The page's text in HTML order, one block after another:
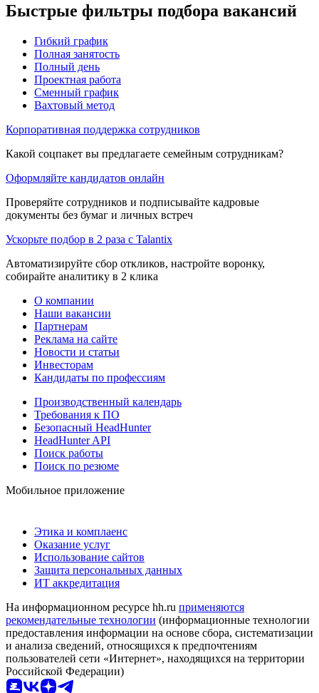
Быстрые фильтры подбора вакансий
Гибкий график
Полная занятость
Полный день
Проектная работа
Сменный график
Вахтовый метод
Корпоративная поддержка сотрудников
Какой соцпакет вы предлагаете семейным сотрудникам?
Оформляйте кандидатов онлайн
Проверяйте сотрудников и подписывайте кадровые
документы без бумаг и личных встреч
Ускорьте подбор в 2 раза с Talantix
Автоматизируйте сбор откликов, настройте воронку,
собирайте аналитику в 2 клика
О компании
Наши вакансии
Партнерам
Реклама на сайте
Новости и статьи
Инвесторам
Кандидаты по профессиям
Производственный календарь
Требования к ПО
Безопасный HeadHunter
HeadHunter API
Поиск работы
Поиск по резюме
Мобильное приложение
Этика и комплаенс
Оказание услуг
Использование сайтов
Защита персональных данных
ИТ аккредитация
На информационном ресурсе hh.ru применяются
рекомендательные технологии (информационные технологии
предоставления информации на основе сбора, систематизации
и анализа сведений, относящихся к предпочтениям
пользователей сети «Интернет», находящихся на территории
Российской Федерации)